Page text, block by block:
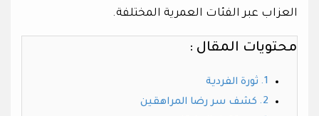
العزاب عبر الفئات العمرية المختلفة.
محتويات المقال :
ثورة الفردية
كشف سر رضا المراهقين